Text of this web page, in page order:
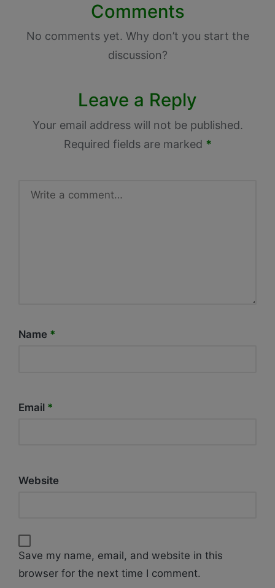
Comments
No comments yet. Why don’t you start the
discussion?
Leave a Reply
Your email address will not be published.
Required fields are marked *
Name *
Email *
Website
Save my name, email, and website in this
browser for the next time I comment.